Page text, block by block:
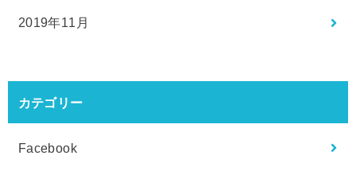
2019年11月
カテゴリー
Facebook